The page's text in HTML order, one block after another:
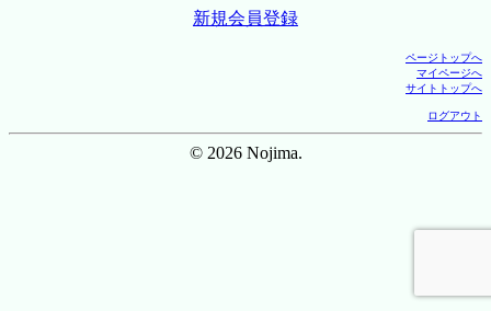
新規会員登録
ページトップへ
マイページへ
サイトトップへ
ログアウト
© 2026 Nojima.